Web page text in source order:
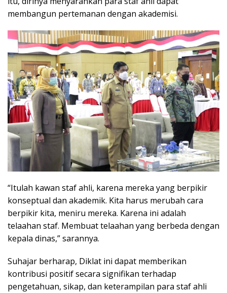
membangun pertemanan dengan akademisi.
“Itulah kawan staf ahli, karena mereka yang berpikir
konseptual dan akademik. Kita harus merubah cara
berpikir kita, meniru mereka. Karena ini adalah
telaahan staf. Membuat telaahan yang berbeda dengan
kepala dinas,” sarannya.
Suhajar berharap, Diklat ini dapat memberikan
kontribusi positif secara signifikan terhadap
pengetahuan, sikap, dan keterampilan para staf ahli